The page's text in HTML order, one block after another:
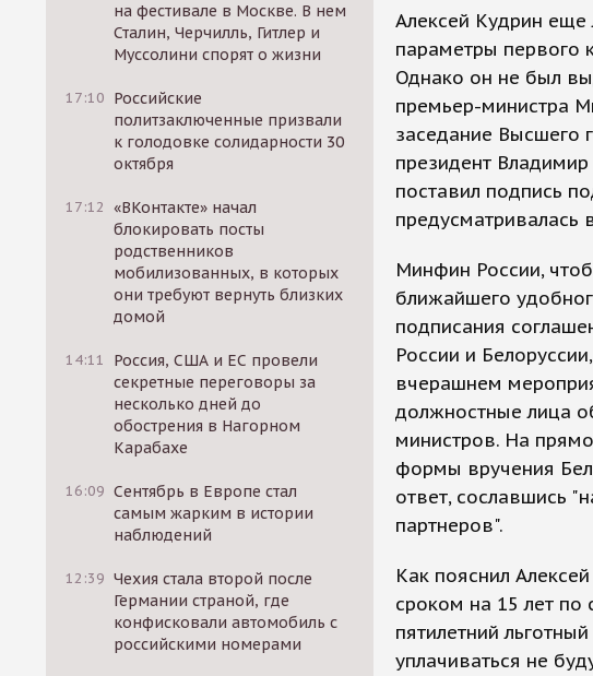
на фестивале в Москве. В нем
Сталин, Черчилль, Гитлер и
Муссолини спорят о жизни
17:10 Российские
политзаключенные призвали
к голодовке солидарности 30
октября
17:12 «ВКонтакте» начал
блокировать посты
родственников
мобилизованных, в которых
они требуют вернуть близких
домой
14:11
Россия, США и ЕС провели
секретные переговоры за
несколько дней до
обострения в Нагорном
Карабахе
16:09 Сентябрь в Европе стал
самым жарким в истории
наблюдений
12:39 Чехия стала второй после
Германии страной, где
конфисковали автомобиль с
российскими номерами
Алексей Кудрин еще
параметры первого
Однако он не был
премьер-министра
заседание Высшего
президент
поставил подпись
предусматривалась
Минфин России,
ближайшего
подписания
России и
вчерашнем
должностные лица
министров. На
формы вручения
ответ, сославшись
партнеров".
Как пояснил
сроком на 15 лет по
пятилетний
уплачиваться не